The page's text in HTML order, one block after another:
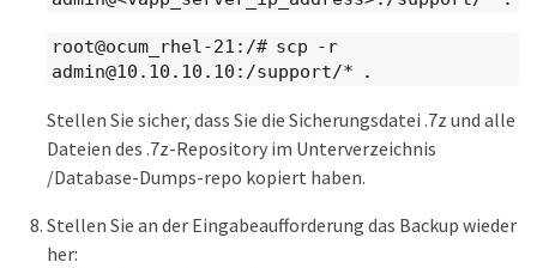
root@ocum_rhel-21:/# scp -r
admin@10.10.10.10:/support/* .
Stellen Sie sicher, dass Sie die Sicherungsdatei .7z und alle
Dateien des .7z-Repository im Unterverzeichnis
/Database-Dumps-repo kopiert haben.
Stellen Sie an der Eingabeaufforderung das Backup wieder
her: